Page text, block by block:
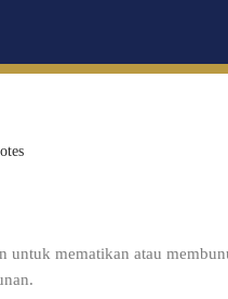
untuk mematikan atau